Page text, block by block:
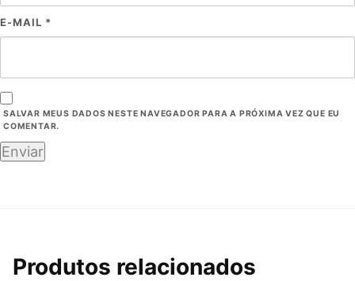
E-MAIL *
SALVAR MEUS DADOS NESTE NAVEGADOR PARA A PRÓXIMA VEZ QUE EU
COMENTAR.
Produtos relacionados